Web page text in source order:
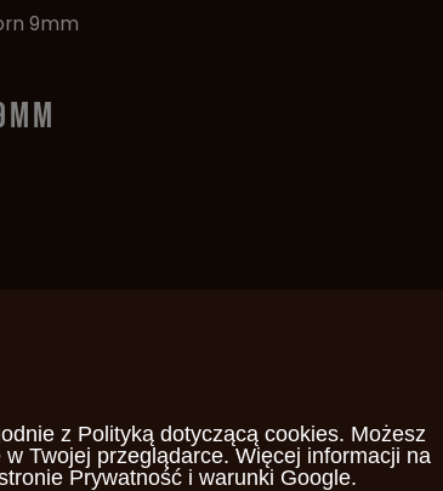
9mm
z Polityką dotyczącą cookies. Możesz
Twojej przeglądarce. Więcej informacji na
Prywatność i warunki Google.